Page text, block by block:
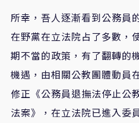
所幸，吾人逐漸看到公務員
在野黨在立法院占了多數，
期不當的政策，有了翻轉的
機遇，由相關公教團體動員
修正《公務員退撫法停止公
法案》，在立法院已進入委